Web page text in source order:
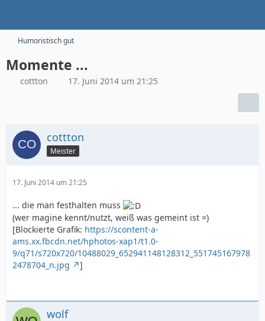
Humoristisch gut
Momente ...
cottton 17. Juni 2014 um 21:25
cottton
Meister
17. Juni 2014 um 21:25
... die man festhalten muss
(wer magine kennt/nutzt, weiß was gemeint ist =)
[Blockierte Grafik: https://scontent-a-
ams.xx.fbcdn.net/hphotos-xap1/t1.0-
9/q71/s720x720/10488029_652941148128312_551745167978
2478704_n.jpg
]
wolf